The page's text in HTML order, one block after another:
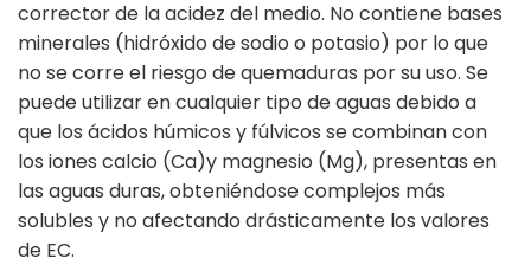
corrector de la acidez del medio. No contiene bases
minerales (hidróxido de sodio o potasio) por lo que
no se corre el riesgo de quemaduras por su uso. Se
puede utilizar en cualquier tipo de aguas debido a
que los ácidos húmicos y fúlvicos se combinan con
los iones calcio (Ca)y magnesio (Mg), presentas en
las aguas duras, obteniéndose complejos más
solubles y no afectando drásticamente los valores
de EC.